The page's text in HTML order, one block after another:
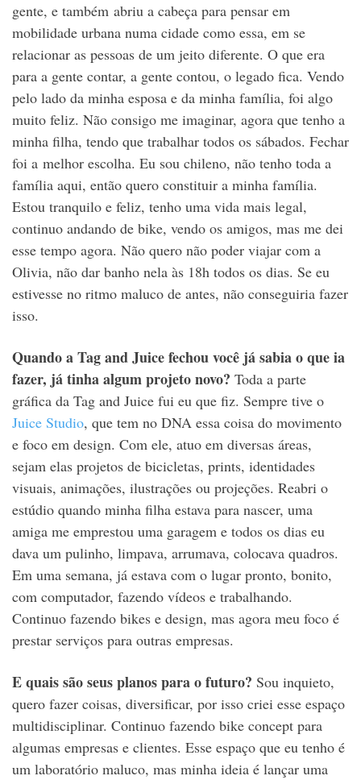
gente, e também abriu a cabeça para pensar em
mobilidade urbana numa cidade como essa, em se
relacionar as pessoas de um jeito diferente. O que era
para a gente contar, a gente contou, o legado fica. Vendo
pelo lado da minha esposa e da minha família, foi algo
muito feliz. Não consigo me imaginar, agora que tenho a
minha filha, tendo que trabalhar todos os sábados. Fechar
foi a melhor escolha. Eu sou chileno, não tenho toda a
família aqui, então quero constituir a minha família.
Estou tranquilo e feliz, tenho uma vida mais legal,
continuo andando de bike, vendo os amigos, mas me dei
esse tempo agora. Não quero não poder viajar com a
Olivia, não dar banho nela às 18h todos os dias. Se eu
estivesse no ritmo maluco de antes, não conseguiria fazer
isso.
Quando aTag and Juicefechou você já sabia o que ia
fazer, já tinha algum projeto novo? Toda a parte
gráfica da Tag and Juice fui eu que fiz. Sempre tive o
Juice Studio, que tem no DNA essa coisa do movimento
e foco em design. Com ele, atuo em diversas áreas,
sejam elas projetos de bicicletas, prints, identidades
visuais, animações, ilustrações ou projeções. Reabri o
estúdio quando minha filha estava para nascer, uma
amiga me emprestou uma garagem e todos os dias eu
dava um pulinho, limpava, arrumava, colocava quadros.
Em uma semana, já estava com o lugar pronto, bonito,
com computador, fazendo vídeos e trabalhando.
Continuo fazendo bikes e design, mas agora meu foco é
prestar serviços para outras empresas.
E quais são seus planos para o futuro? Sou inquieto,
quero fazer coisas, diversificar, por isso criei esse espaço
multidisciplinar. Continuo fazendo bike concept para
algumas empresas e clientes. Esse espaço que eu tenho é
um laboratório maluco, mas minha ideia é lançar uma